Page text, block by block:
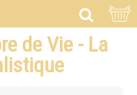
de Vie - La